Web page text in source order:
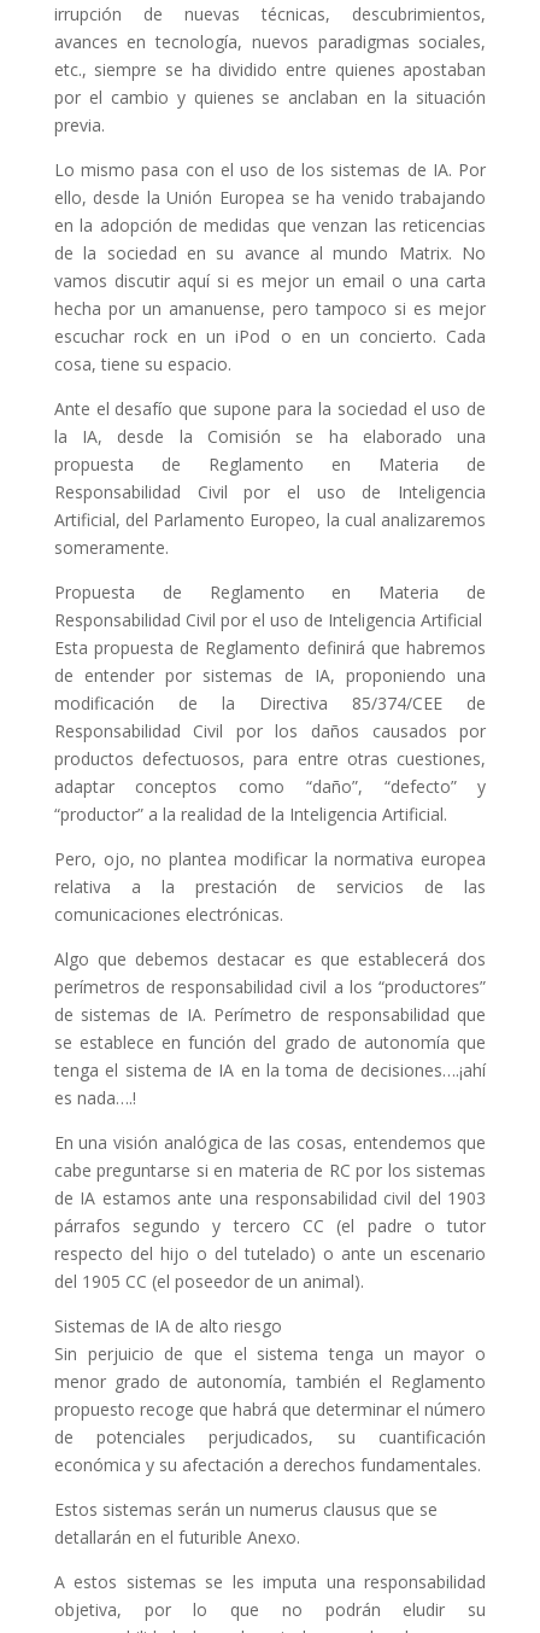
irrupción de nuevas técnicas, descubrimientos,
avances en tecnología, nuevos paradigmas sociales,
etc., siempre se ha dividido entre quienes apostaban
por el cambio y quienes se anclaban en la situación
previa.
Lo mismo pasa con el uso de los sistemas de IA. Por
ello, desde la Unión Europea se ha venido trabajando
en la adopción de medidas que venzan las reticencias
de la sociedad en su avance al mundo Matrix. No
vamos discutir aquí si es mejor un email o una carta
hecha por un amanuense, pero tampoco si es mejor
escuchar rock en un iPod o en un concierto. Cada
cosa, tiene su espacio.
Ante el desafío que supone para la sociedad el uso de
la IA, desde la Comisión se ha elaborado una
propuesta de Reglamento en Materia de
Responsabilidad Civil por el uso de Inteligencia
Artificial, del Parlamento Europeo, la cual analizaremos
someramente.
Propuesta de Reglamento en Materia de
Responsabilidad Civil por el uso de Inteligencia Artificial
Esta propuesta de Reglamento definirá que habremos
de entender por sistemas de IA, proponiendo una
modificación de la Directiva 85/374/CEE de
Responsabilidad Civil por los daños causados por
productos defectuosos, para entre otras cuestiones,
adaptar conceptos como “daño”, “defecto” y
“productor” a la realidad de la Inteligencia Artificial.
Pero, ojo, no plantea modificar la normativa europea
relativa a la prestación de servicios de las
comunicaciones electrónicas.
Algo que debemos destacar es que establecerá dos
perímetros de responsabilidad civil a los “productores”
de sistemas de IA. Perímetro de responsabilidad que
se establece en función del grado de autonomía que
tenga el sistema de IA en la toma de decisiones….¡ahí
es nada….!
En una visión analógica de las cosas, entendemos que
cabe preguntarse si en materia de RC por los sistemas
de IA estamos ante una responsabilidad civil del 1903
párrafos segundo y tercero CC (el padre o tutor
respecto del hijo o del tutelado) o ante un escenario
del 1905 CC (el poseedor de un animal).
Sistemas de IA de alto riesgo
Sin perjuicio de que el sistema tenga un mayor o
menor grado de autonomía, también el Reglamento
propuesto recoge que habrá que determinar el número
de potenciales perjudicados, su cuantificación
económica y su afectación a derechos fundamentales.
Estos sistemas serán un numerus clausus que se
detallarán en el futurible Anexo.
A estos sistemas se les imputa una responsabilidad
objetiva, por lo que no podrán eludir su